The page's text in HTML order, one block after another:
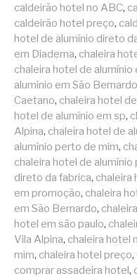
caldeirão hotel no ABC,
caldeirão hotel preço,
hotel de alumínio direto
em Diadema, chaleira
chaleira hotel de alumínio
alumínio em São Bernardo
Caetano, chaleira hotel
hotel de alumínio em sp,
Alpina, chaleira hotel de
alumínio perto de mim,
chaleira hotel de alumínio
direto da fabrica, chaleira
em promoção, chaleira
em São Bernardo,
hotel em são paulo,
Vila Alpina, chaleira hotel
mim, chaleira hotel preço,
comprar assadeira hotel,